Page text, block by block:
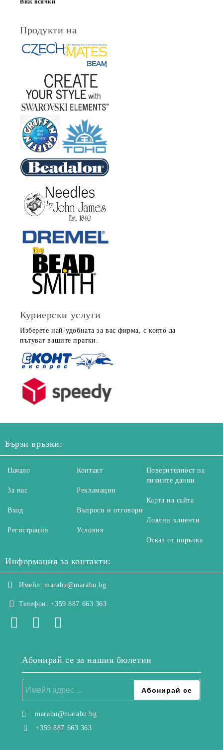
Виж всички
Продукти на
Куриерски услуги
Изберете най-удобната за вас фирма, с която да
пътуват вашите пратки.
Бързи връзки:
Начало
За нас
Вход
Регистрация
Контакт
Рекламации
Въпроси и отговори
Условия
Поверителност на
личните данни
Карта на сайта
Лоялни клиенти
Отказ от поръчка
Информация за контакти:
Имейл: marabu@marabu.bg
Телефон: +359 887 663 363
Абонирай се за нашия бюлетин
marabu@marabu.bg
+359 887 663 363